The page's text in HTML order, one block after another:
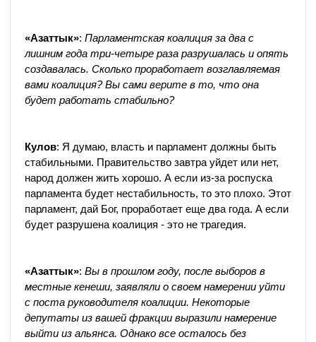
«Азаттык»: Парламентская коалиция за два с
лишним года три-четыре раза разрушалась и опять
создавалась. Сколько проработает возглавляемая
вами коалиция? Вы сами верите в то, что она
будет работать стабильно?
Кулов: Я думаю, власть и парламент должны быть
стабильными. Правительство завтра уйдет или нет,
народ должен жить хорошо. А если из-за роспуска
парламента будет нестабильность, то это плохо. Этот
парламент, дай Бог, проработает еще два года. А если
будет разрушена коалиция - это не трагедия.
«Азаттык»: Вы в прошлом году, после выборов в
местные кенеши, заявляли о своем намерении уйти
с поста руководителя коалиции. Некоторые
депутаты из вашей фракции выразили намерение
выйти из альянса. Однако все осталось без